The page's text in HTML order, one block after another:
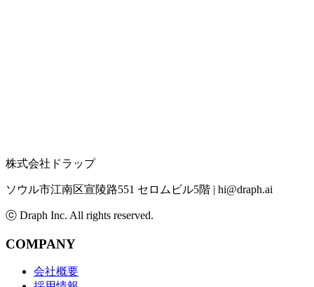
株式会社ドラップ
ソウル市江南区宣陵路551 セロムビル5階 | hi@draph.ai
ⓒ Draph Inc. All rights reserved.
COMPANY
会社概要